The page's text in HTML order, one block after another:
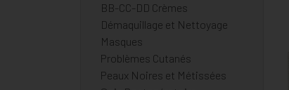
BB-CC-DD Crèmes
Démaquillage et Nettoyage
Masques
Problèmes Cutanés
Peaux Noires et Métissées